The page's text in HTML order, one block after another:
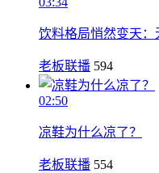
饮料格局悄然变天：
老板联播 594
02:50
凉鞋为什么凉了？
老板联播 554